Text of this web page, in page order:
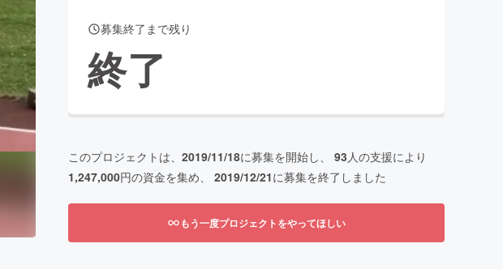
Creation
コミュニティ
募集終了まで残り
終了
このプロジェクトは、 2019/11/18に募集を開始し、 93人の支援により
1,247,000円の資金を集め、 2019/12/21に募集を終了しました
もう一度プロジェクトをやってほしい